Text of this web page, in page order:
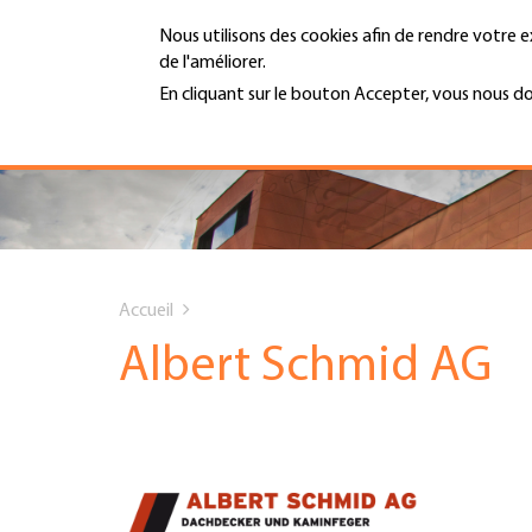
Nous utilisons des cookies afin de rendre votre
de l'améliorer.
En cliquant sur le bouton Accepter, vous nous
Hauptnavigation
PORTRAIT
SERVICES
INFOTHÈQUE
JOBS & CARRIÈRE
MENU
are
Accueil
Albert Schmid AG